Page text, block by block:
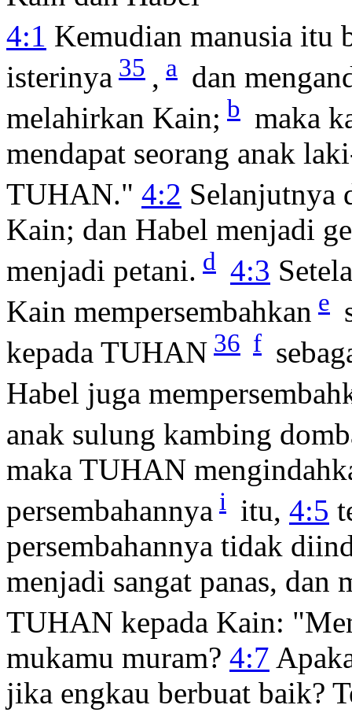
4:1 Kemudian manusia itu
isterinya 35 , a dan
melahirkan Kain; b maka
mendapat seorang anak
TUHAN." 4:2 Selanjutnya
Kain; dan Habel menjadi
menjadi petani. d 4:3
Kain mempersembahkan e
kepada TUHAN 36 f
Habel juga
anak sulung kambing
maka TUHAN
persembahannya i itu, 4:5
persembahannya tidak
menjadi sangat panas, dan
TUHAN kepada Kain:
mukamu muram? 4:7
jika engkau berbuat baik?